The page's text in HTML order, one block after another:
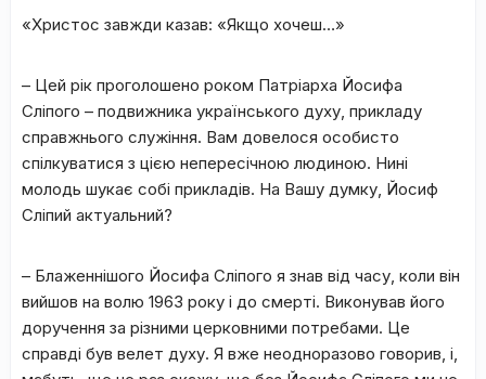
«Христос завжди казав: «Якщо хочеш…»
– Цей рік проголошено роком Патріарха Йосифа
Сліпого – подвижника українського духу, прикладу
справжнього служіння. Вам довелося особисто
спілкуватися з цією непересічною людиною. Нині
молодь шукає собі прикладів. На Вашу думку, Йосиф
Сліпий актуальний?
– Блаженнішого Йосифа Сліпого я знав від часу, коли він
вийшов на волю 1963 року і до смерті. Виконував його
доручення за різними церковними потребами. Це
справді був велет духу. Я вже неодноразово говорив, і,